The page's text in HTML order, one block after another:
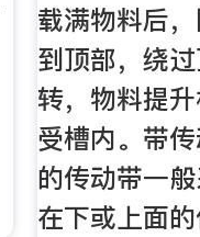
载满物料后
到顶部，绕
转，物料提
受槽内。带
的传动带一
在下或上面